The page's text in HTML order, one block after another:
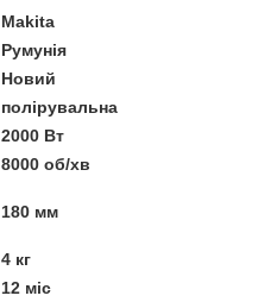
Makita
Румунія
Новий
полірувальна
2000 Вт
8000 об/хв
180 мм
4 кг
12 міс